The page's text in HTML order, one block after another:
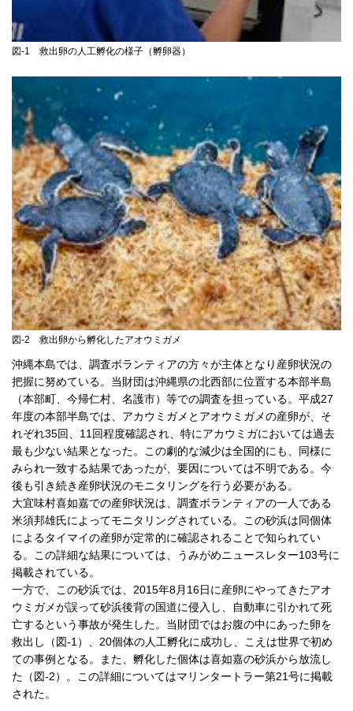
図-1 救出卵の人工孵化の様子（孵卵器）
図-2 救出卵から孵化したアオウミガメ
沖縄本島では、調査ボランティアの方々が主体となり産卵状況の
把握に努めている。当財団は沖縄県の北西部に位置する本部半島
（本部町、今帰仁村、名護市）等での調査を担っている。平成27
年度の本部半島では、アカウミガメとアオウミガメの産卵が、そ
れぞれ35回、11回程度確認され、特にアカウミガにおいては過去
最も少ない結果となった。この劇的な減少は全国的にも、同様に
みられ一致する結果であったが、要因については不明である。今
後も引き続き産卵状況のモニタリングを行う必要がある。
大宜味村喜如嘉での産卵状況は、調査ボランティアの一人である
米須邦雄氏によってモニタリングされている。この砂浜は同個体
によるタイマイの産卵が定常的に確認されることで知られてい
る。この詳細な結果については、うみがめニュースレター103号に
掲載されている。
一方で、この砂浜では、2015年8月16日に産卵にやってきたアオ
ウミガメが誤って砂浜後背の国道に侵入し、自動車に引かれて死
亡するという事故が発生した。当財団ではお腹の中にあった卵を
救出し（図-1）、20個体の人工孵化に成功し、こえは世界で初め
ての事例となる。また、孵化した個体は喜如嘉の砂浜から放流し
た（図-2）。この詳細についてはマリンタートラー第21号に掲載
された。